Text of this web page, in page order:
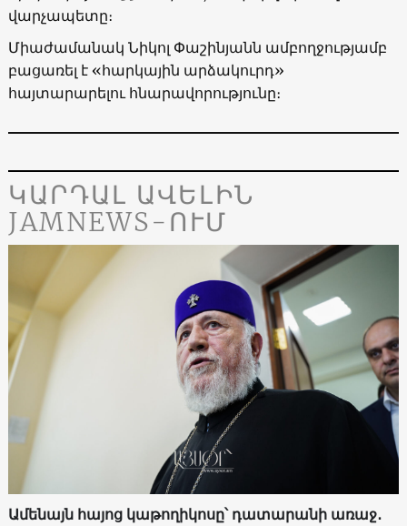
վարչապետը։
Միաժամանակ Նիկոլ Փաշինյանն ամբողջությամբ
բացառել է «հարկային արձակուրդ»
հայտարարելու հնարավորությունը։
ԿԱՐԴԱԼ ԱՎԵԼԻՆ
JAMNEWS-ՈՒՄ
Ամենայն հայոց կաթողիկոսը՝ դատարանի առաջ․